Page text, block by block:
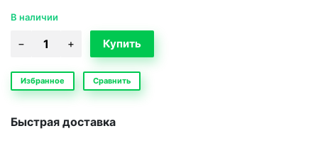
В наличии
Избранное Сравнить
Быстрая доставка